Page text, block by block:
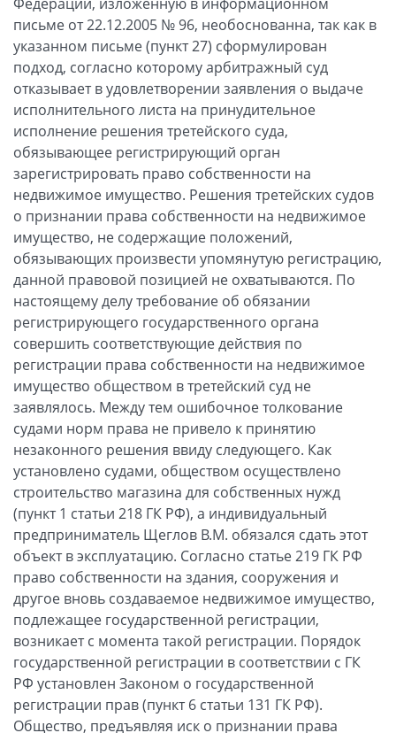
письме от 22.12.2005 № 96, необоснованна, так как в
указанном письме (пункт 27) сформулирован
подход, согласно которому арбитражный суд
отказывает в удовлетворении заявления о выдаче
исполнительного листа на принудительное
исполнение решения третейского суда,
обязывающее регистрирующий орган
зарегистрировать право собственности на
недвижимое имущество. Решения третейских судов
о признании права собственности на недвижимое
имущество, не содержащие положений,
обязывающих произвести упомянутую регистрацию,
данной правовой позицией не охватываются. По
настоящему делу требование об обязании
регистрирующего государственного органа
совершить соответствующие действия по
регистрации права собственности на недвижимое
имущество обществом в третейский суд не
заявлялось. Между тем ошибочное толкование
судами норм права не привело к принятию
незаконного решения ввиду следующего. Как
установлено судами, обществом осуществлено
строительство магазина для собственных нужд
(пункт 1 статьи 218 ГК РФ), а индивидуальный
предприниматель Щеглов В.М. обязался сдать этот
объект в эксплуатацию. Согласно статье 219 ГК РФ
право собственности на здания, сооружения и
другое вновь создаваемое недвижимое имущество,
подлежащее государственной регистрации,
возникает с момента такой регистрации. Порядок
государственной регистрации в соответствии с ГК
РФ установлен Законом о государственной
регистрации прав (пункт 6 статьи 131 ГК РФ).
Общество, предъявляя иск о признании права